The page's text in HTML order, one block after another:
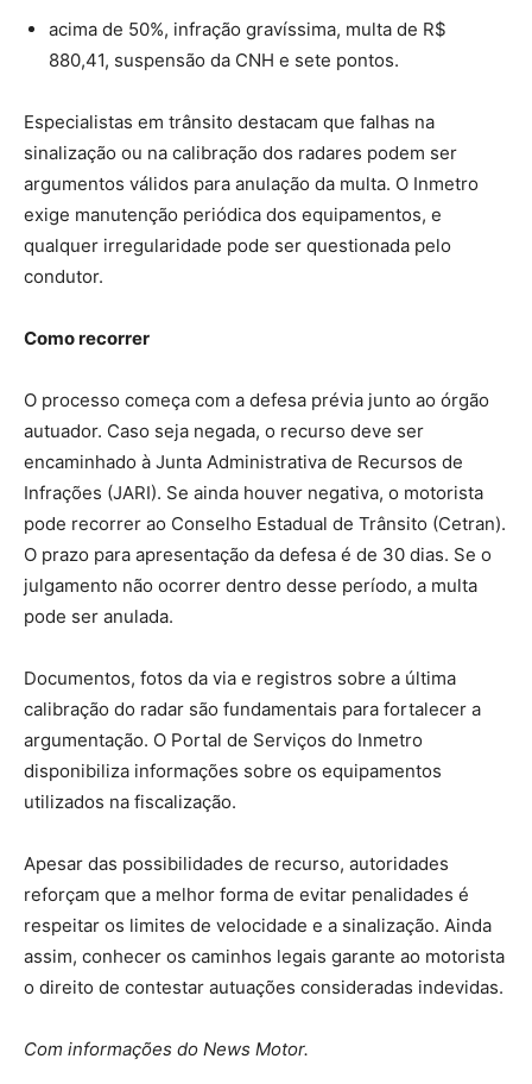
acima de 50%, infração gravíssima, multa de R$
880,41, suspensão da CNH e sete pontos.
Especialistas em trânsito destacam que falhas na
sinalização ou na calibração dos radares podem ser
argumentos válidos para anulação da multa. O Inmetro
exige manutenção periódica dos equipamentos, e
qualquer irregularidade pode ser questionada pelo
condutor.
Como recorrer
O processo começa com a defesa prévia junto ao órgão
autuador. Caso seja negada, o recurso deve ser
encaminhado à Junta Administrativa de Recursos de
Infrações (JARI). Se ainda houver negativa, o motorista
pode recorrer ao Conselho Estadual de Trânsito (Cetran).
O prazo para apresentação da defesa é de 30 dias. Se o
julgamento não ocorrer dentro desse período, a multa
pode ser anulada.
Documentos, fotos da via e registros sobre a última
calibração do radar são fundamentais para fortalecer a
argumentação. O Portal de Serviços do Inmetro
disponibiliza informações sobre os equipamentos
utilizados na fiscalização.
Apesar das possibilidades de recurso, autoridades
reforçam que a melhor forma de evitar penalidades é
respeitar os limites de velocidade e a sinalização. Ainda
assim, conhecer os caminhos legais garante ao motorista
o direito de contestar autuações consideradas indevidas.
Com informações do News Motor.